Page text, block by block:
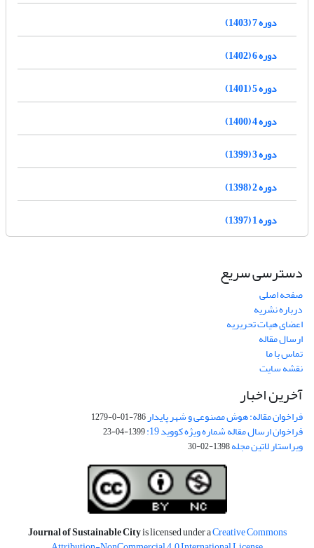
دوره 7 (1403)
دوره 6 (1402)
دوره 5 (1401)
دوره 4 (1400)
دوره 3 (1399)
دوره 2 (1398)
دوره 1 (1397)
دسترسی سریع
صفحه اصلی
درباره نشریه
اعضای هیات تحریریه
ارسال مقاله
تماس با ما
نقشه سایت
آخرین اخبار
فراخوان مقاله: هوش مصنوعی و شهر پایدار786-01-0-1279
فراخوان ارسال مقاله شماره ویژه کووید 19: 1399-04-23
ویراستار لاتین مجله1398-02-30
Journal of Sustainable Cityis licensed under aCreative Commons